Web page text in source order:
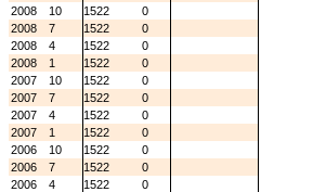
2008
10 1522
0
2008
7 1522
0
2008
4 1522
0
2008
1 1522
0
2007
10 1522
0
2007
7 1522
0
2007
4 1522
0
2007
1 1522
0
2006
10 1522
0
2006
7 1522
0
2006
4 1522
0